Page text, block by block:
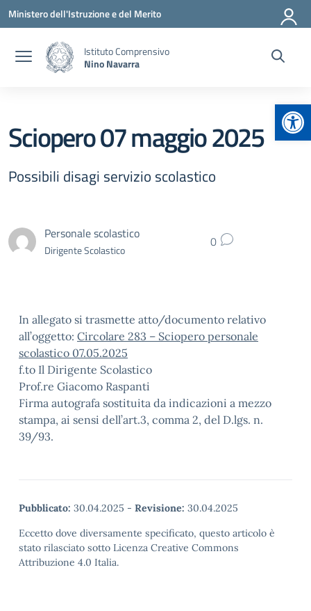
Vai ai contenuti
Vai al menu di navigazione
Vai al footer
Ministero dell'Istruzione e del Merito
Istituto Comprensivo
Nino Navarra
Sciopero 07 maggio 2025
Possibili disagi servizio scolastico
Personale scolastico
Dirigente Scolastico 0
In allegato si trasmette atto/documento relativo
all’oggetto: Circolare 283 – Sciopero personale
scolastico 07.05.2025
f.to Il Dirigente Scolastico
Prof.re Giacomo Raspanti
Firma autografa sostituita da indicazioni a mezzo
stampa, ai sensi dell’art.3, comma 2, del D.lgs. n.
39/93.
Pubblicato: 30.04.2025 - Revisione: 30.04.2025
Eccetto dove diversamente specificato, questo articolo è
stato rilasciato sotto Licenza Creative Commons
Attribuzione 4.0 Italia.